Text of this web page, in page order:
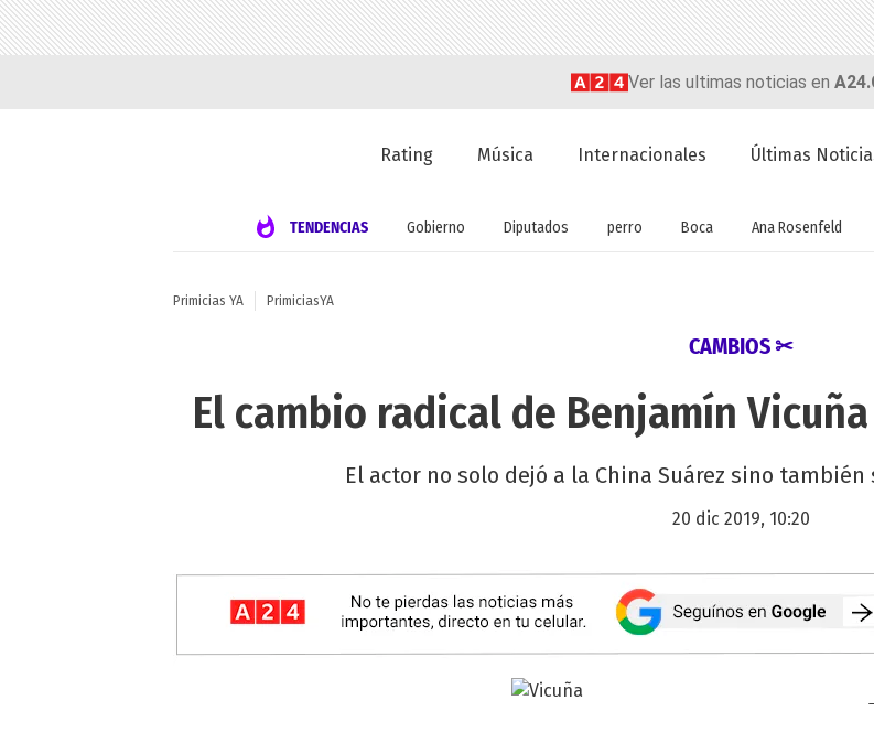
Ver las ultimas noticias en
Rating Música Internacionales Últimas
TENDENCIAS Gobierno Diputados perro Boca Ana Rosenfeld
Primicias YA PrimiciasYA
CAMBIOS ✂
El cambio radical de Benjamín
El actor no solo dejó a la China Suárez sino
20 dic 2019, 10:20